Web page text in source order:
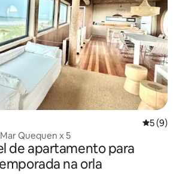
5 de
5 (9)
Quequen x 5
de apartamento para
na orla